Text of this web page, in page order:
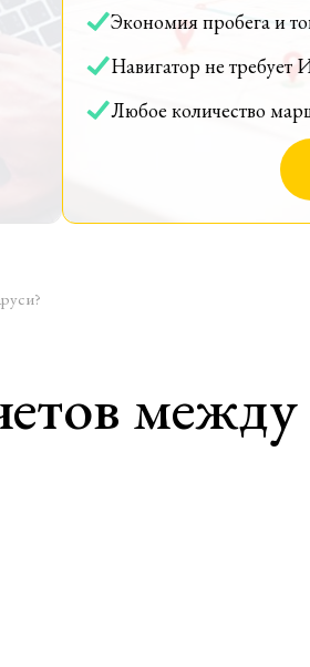
Экономия пробега и
Навигатор не требует
Любое количество